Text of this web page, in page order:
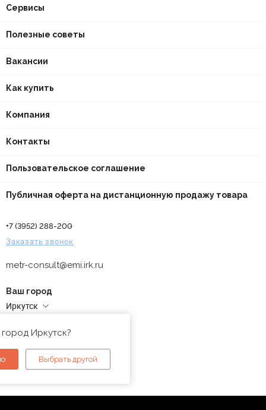
Сервисы
Полезные советы
Вакансии
Как купить
Компания
Контакты
Пользовательское соглашение
Публичная оферта на дистанционную продажу товара
+7 (3952) 288-200
Заказать звонок
metr-consult@emi.irk.ru
Ваш город
Иркутск
Иркутск?
Выбрать другой